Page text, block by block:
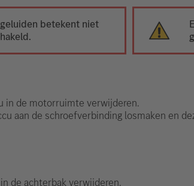
betekent niet
in de motorruimte verwijderen.
aan de schroefverbinding losmaken en
de achterbak verwijderen.